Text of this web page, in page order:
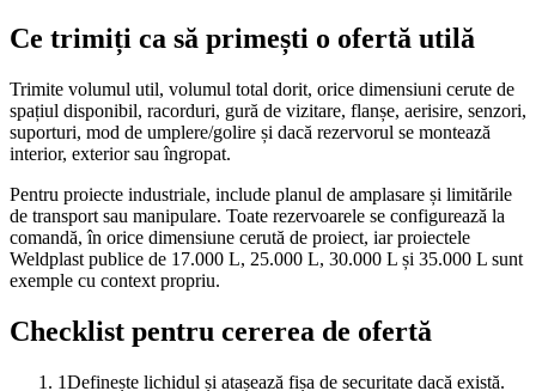
Ce trimiți ca să primești o ofertă utilă
Trimite volumul util, volumul total dorit, orice dimensiuni cerute de
spațiul disponibil, racorduri, gură de vizitare, flanșe, aerisire, senzori,
suporturi, mod de umplere/golire și dacă rezervorul se montează
interior, exterior sau îngropat.
Pentru proiecte industriale, include planul de amplasare și limitările
de transport sau manipulare. Toate rezervoarele se configurează la
comandă, în orice dimensiune cerută de proiect, iar proiectele
Weldplast publice de 17.000 L, 25.000 L, 30.000 L și 35.000 L sunt
exemple cu context propriu.
Checklist pentru cererea de ofertă
1Definește lichidul și atașează fișa de securitate dacă există.